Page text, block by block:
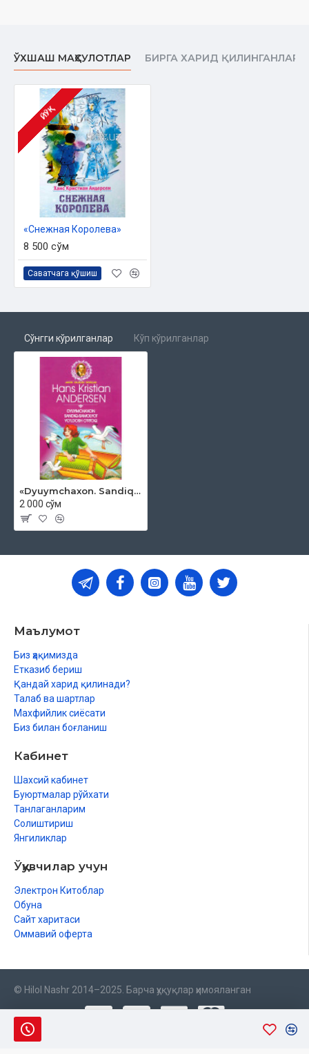
ЎХШАШ МАҲСУЛОТЛАР БИРГА ХАРИД ҚИЛИНГАНЛАР
ЙЎҚ
«Снежная Королева»
8 500 сўм
Саватчага қўшиш
Сўнгги кўрилганлар Кўп кўрилганлар
«Dyuymchaxon. Sandiq-samolyot. Yo'ldosh o'rtoq»
2 000 сўм
Маълумот
Биз ҳақимизда
Етказиб бериш
Қандай харид қилинади?
Талаб ва шартлар
Махфийлик сиёсати
Биз билан боғланиш
Кабинет
Шахсий кабинет
Буюртмалар рўйхати
Танлаганларим
Солиштириш
Янгиликлар
Ўқувчилар учун
Электрон Китоблар
Обуна
Сайт харитаси
Оммавий оферта
© Hilol Nashr 2014–2025. Барча ҳуқуқлар ҳимояланган